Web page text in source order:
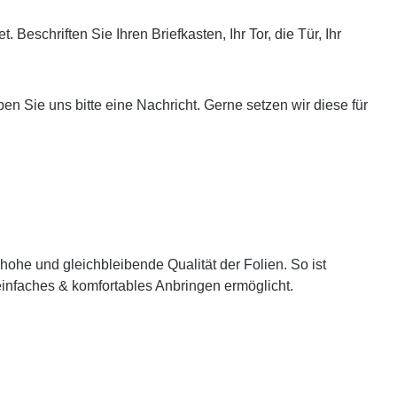
Beschriften Sie Ihren Briefkasten, Ihr Tor, die Tür, Ihr
Sie uns bitte eine Nachricht. Gerne setzen wir diese für
und gleichbleibende Qualität der Folien. So ist
& komfortables Anbringen ermöglicht.